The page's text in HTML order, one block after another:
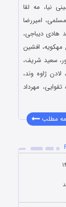
نیا، مه لقا
امیررضا
هادی دیباجی،
افشین
سعید شریف،
ژاوه وند،
مهرداد
مطلب